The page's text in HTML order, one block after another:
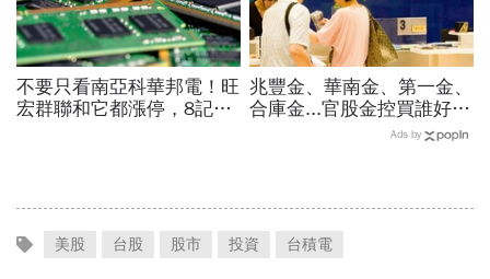
不要只看南亞科華邦電！旺
宏群聯和它都漲停，8記憶
兆豐金、華南金、第一金、
合庫金...官股金控買誰好？
達人點名這檔「價差填息雙
Ads by
美股 台股 股市 投資 台積電